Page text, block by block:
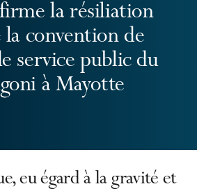
la résiliation
convention de
service public du
à Mayotte
eu égard à la gravité et